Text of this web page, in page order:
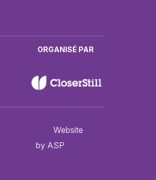
ORGANISÉ PAR
Website
by ASP